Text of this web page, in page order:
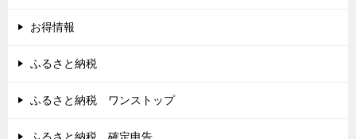
お得情報
ふるさと納税
ふるさと納税 ワンストップ